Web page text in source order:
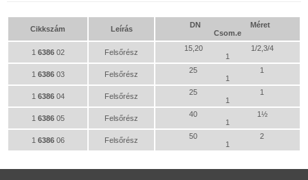
Cikkszám Leírás DN
Méret
Csom.e
1 638602 Felsőrész 15,20
1/2,3/4
1
1 638603 Felsőrész 25
1
1
1 638604 Felsőrész 25
1
1
1 638605 Felsőrész 40
1½
1
1 638606 Felsőrész 50
2
1